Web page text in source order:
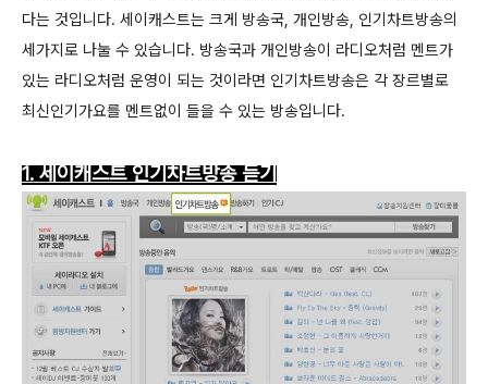
다는 것입니다. 세이캐스트는 크게 방송국, 개인방송, 인기차트방송의
세가지로 나눌 수 있습니다. 방송국과 개인방송이 라디오처럼 멘트가
있는 라디오처럼 운영이 되는 것이라면 인기차트방송은 각 장르별로
최신인기가요를 멘트없이 들을 수 있는 방송입니다.
1. 세이캐스트 인기차트방송 듣기